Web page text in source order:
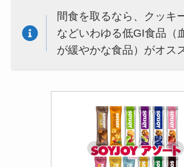
間食を取るなら、クッキ
などいわゆる低GI食品（
が緩やかな食品）がオス